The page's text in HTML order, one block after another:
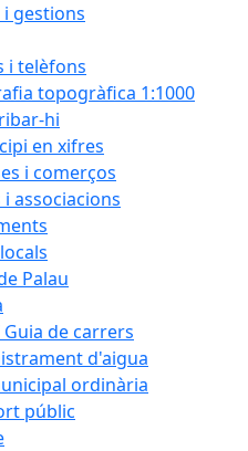
gestions
i telèfons
topogràfica 1:1000
hi
en xifres
i comerços
associacions
Palau
de carrers
d'aigua
ordinària
públic